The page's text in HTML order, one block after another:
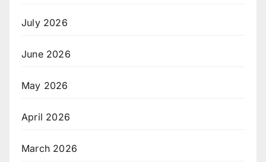
July 2026
June 2026
May 2026
April 2026
March 2026